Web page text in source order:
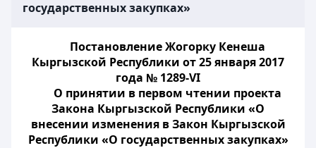
государственных закупках»
Постановление Жогорку Кенеша
Кыргызской Республики от 25 января 2017
года № 1289-VI
О принятии в первом чтении проекта
Закона Кыргызской Республики «О
внесении изменения в Закон Кыргызской
Республики «О государственных закупках»